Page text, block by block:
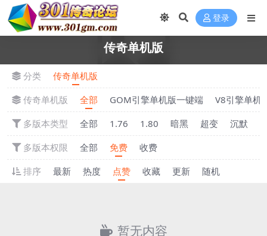
登录
传奇单机版
分类
传奇单机版
传奇单机版
全部 GOM引擎单机版一键端
V8引擎单机
多版本类型
全部 1.76 1.80 暗黑 超变 沉默
多版本权限
全部 免费
收费
排序
最新 热度 点赞 收藏 更新 随机
暂无内容